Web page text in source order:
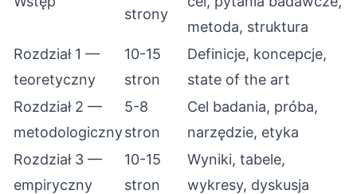
strony
metoda, struktura
Rozdział 1 —
teoretyczny
10-15
stron
Definicje, koncepcje,
state of the art
Rozdział 2 —
metodologiczny
5-8
stron
Cel badania, próba,
narzędzie, etyka
Rozdział 3 —
empiryczny
10-15
stron
Wyniki, tabele,
wykresy, dyskusja